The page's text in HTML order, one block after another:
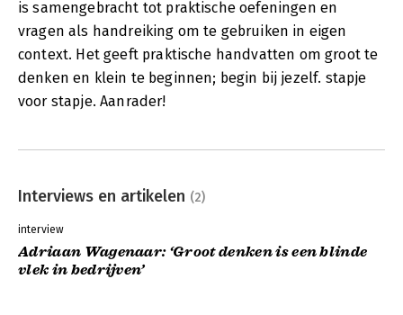
is samengebracht tot praktische oefeningen en
vragen als handreiking om te gebruiken in eigen
context. Het geeft praktische handvatten om groot te
denken en klein te beginnen; begin bij jezelf. stapje
voor stapje. Aanrader!
Interviews en artikelen (2)
interview
Adriaan Wagenaar: ‘Groot denken is een blinde
vlek in bedrijven’